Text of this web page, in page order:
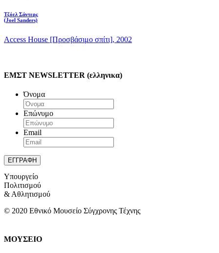
Τζόελ Σάντερς
(Joel Sanders)
Access House [Προσβάσιμο σπίτι], 2002
ΕΜΣΤ NEWSLETTER (ελληνικα)
Όνομα
Επώνυμο
Email
Υπουργείο
Πολιτισμού
& Αθλητισμού
© 2020 Εθνικό Μουσείο Σύγχρονης Τέχνης
ΜΟΥΣΕΙΟ